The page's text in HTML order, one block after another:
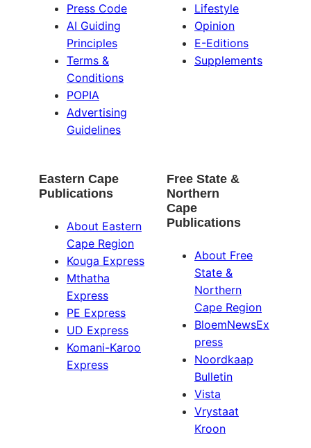
Press Code
AI Guiding
Principles
Terms &
Conditions
POPIA
Advertising
Guidelines
Lifestyle
Opinion
E-Editions
Supplements
Eastern Cape
Publications
About Eastern
Cape Region
Kouga Express
Mthatha
Express
PE Express
UD Express
Komani-Karoo
Express
Free State &
Northern
Cape
Publications
About Free
State &
Northern
Cape Region
BloemNewsEx
press
Noordkaap
Bulletin
Vista
Vrystaat
Kroon